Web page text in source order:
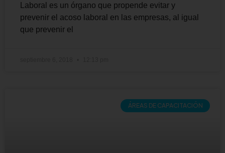
Laboral es un órgano que propende evitar y
prevenir el acoso laboral en las empresas, al igual
que prevenir el
ÁREAS DE CAPACITACIÓN